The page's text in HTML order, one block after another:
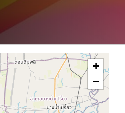
+
−